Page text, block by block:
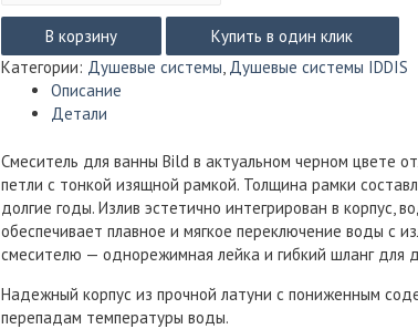
Душевая
система
IDDIS
смесителем
для
ванны/
душа
и
верхней
лейкой
BILBL1Fi06
В корзину
Купить в один клик
Категории: Душевые системы Душевые системы IDDIS
Описание
Детали
Смеситель для ванны Bild в актуальном черном цвете
петли с тонкой изящной рамкой. Толщина рамки
долгие годы. Излив эстетично интегрирован в корпус,
обеспечивает плавное и мягкое переключение воды с
смесителю — однорежимная лейка и гибкий шланг для
Надежный корпус из прочной латуни с пониженным
перепадам температуры воды.